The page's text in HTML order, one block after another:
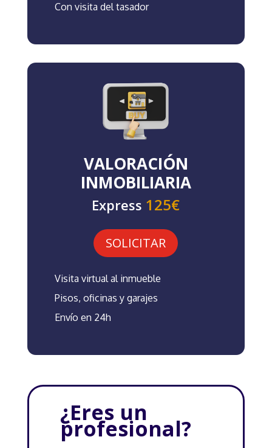
Con visita del tasador
VALORACIÓN
INMOBILIARIA
Express 125€
SOLICITAR
Visita virtual al inmueble
Pisos, oficinas y garajes
Envío en 24h
¿Eres un
profesional?